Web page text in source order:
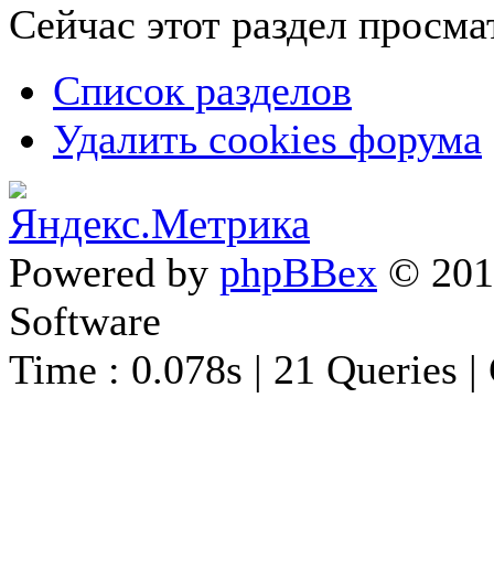
Сейчас этот раздел
Список разделов
Удалить cookies форума
Powered by phpBBex ©
Software
Time : 0.078s | 21 Queries